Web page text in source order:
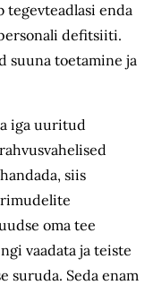
enda
defitsiiti.
suuna toetamine ja
iga uuritud
siis
oma tee
vaadata ja teiste
suruda. Seda enam